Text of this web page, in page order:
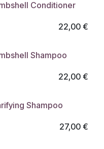
Conditioner
22,00€
Shampoo
22,00€
Shampoo
27,00€